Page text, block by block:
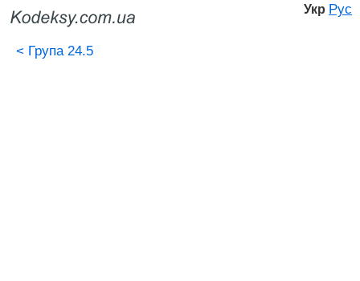
Укр Рус
< Група 24.5